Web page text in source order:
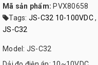
Mã sản phẩm: PVX80658
Tags: JS-C32 10-100VDC ,
JS-C32
Model: JS-C32